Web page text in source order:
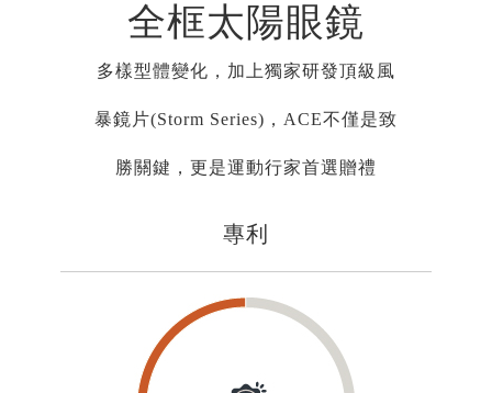
全框太陽眼鏡
多樣型體變化，加上獨家研發頂級風
暴鏡片(Storm Series)，ACE不僅是致
勝關鍵，更是運動行家首選贈禮
專利